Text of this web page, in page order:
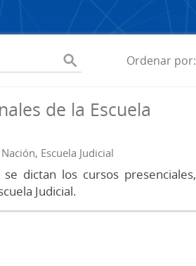
Ordenar por
de la Escuela
Escuela Judicial
dictan los cursos presenciales,
Judicial.